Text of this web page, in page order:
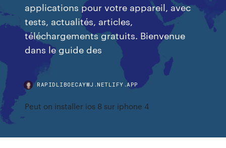
applications pour votre appareil, avec
tests, actualités, articles,
téléchargements gratuits. Bienvenue
dans le guide des
RAPIDLIBOECAYWJ.NETLIFY.APP
Peut on installer ios 8 sur iphone 4